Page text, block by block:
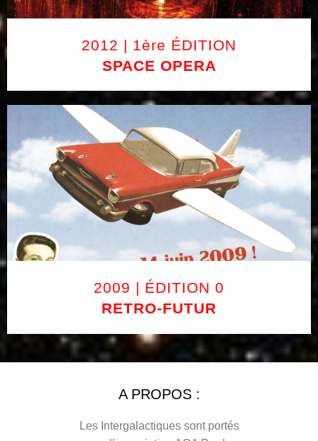
2012 | 1ère ÉDITION
SPACE OPERA
2009 | ÉDITION 0
RETRO-FUTUR
A PROPOS :
Les Intergalactiques sont portés